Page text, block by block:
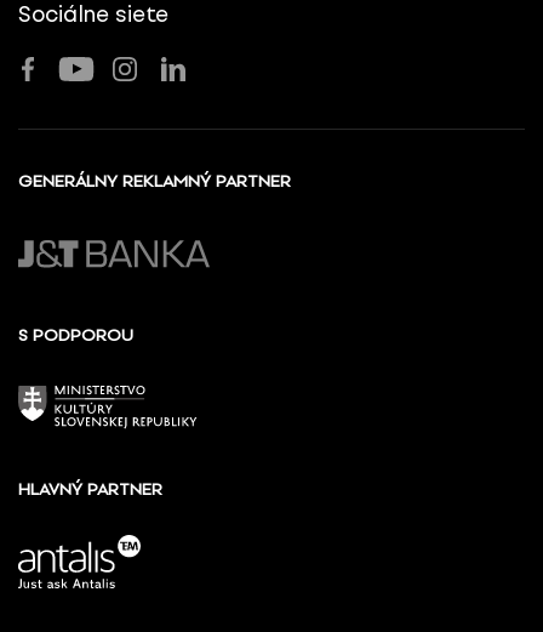
Sociálne siete
GENERÁLNY REKLAMNÝ PARTNER
S PODPOROU
HLAVNÝ PARTNER